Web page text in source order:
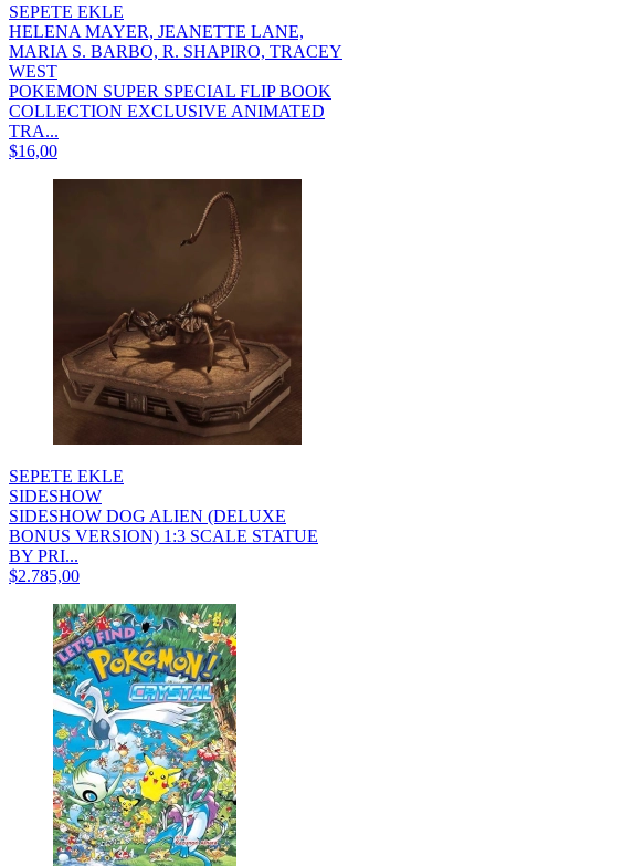
SEPETE EKLE
HELENA MAYER, JEANETTE LANE,
MARIA S. BARBO, R. SHAPIRO, TRACEY
WEST
POKEMON SUPER SPECIAL FLIP BOOK
COLLECTION EXCLUSIVE ANIMATED
TRA...
$16,00
SEPETE EKLE
SIDESHOW
SIDESHOW DOG ALIEN (DELUXE
BONUS VERSION) 1:3 SCALE STATUE
BY PRI...
$2.785,00